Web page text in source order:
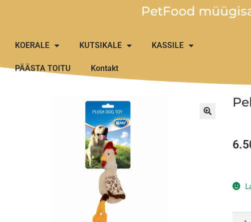
PetFood
KOERALE KUTSIKALE KASSILE
PÄÄSTA TOITU Kontakt